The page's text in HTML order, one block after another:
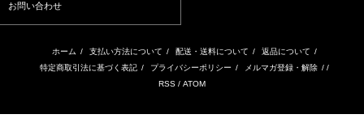
お問い合わせ
ホーム / 支払い方法について / 配送・送料について / 返品について /
特定商取引法に基づく表記 / プライバシーポリシー / メルマガ登録・解除 / /
RSS / ATOM